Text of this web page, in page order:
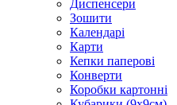
Диспенсери
Зошити
Календарі
Карти
Кепки паперові
Конверти
Коробки картонні